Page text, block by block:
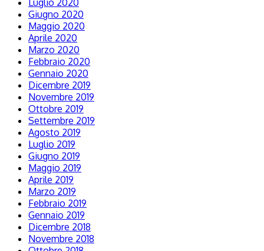
Luglio 2020
Giugno 2020
Maggio 2020
Aprile 2020
Marzo 2020
Febbraio 2020
Gennaio 2020
Dicembre 2019
Novembre 2019
Ottobre 2019
Settembre 2019
Agosto 2019
Luglio 2019
Giugno 2019
Maggio 2019
Aprile 2019
Marzo 2019
Febbraio 2019
Gennaio 2019
Dicembre 2018
Novembre 2018